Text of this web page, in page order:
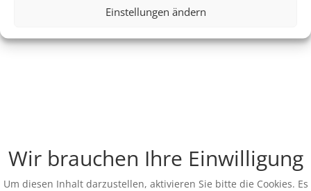
Einstellungen ändern
Wir brauchen Ihre Einwilligung
Um diesen Inhalt darzustellen, aktivieren Sie bitte die Cookies. Es